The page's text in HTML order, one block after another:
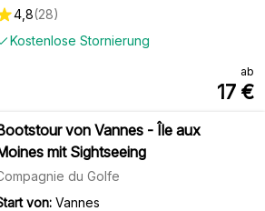
Kostenlose Stornierung
4,8(28)
ab
17 €
von Vannes - Île aux
mit Sightseeing
du Golfe
von: Vannes